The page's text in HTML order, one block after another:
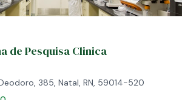
de Pesquisa Clinica
385, Natal, RN, 59014-520